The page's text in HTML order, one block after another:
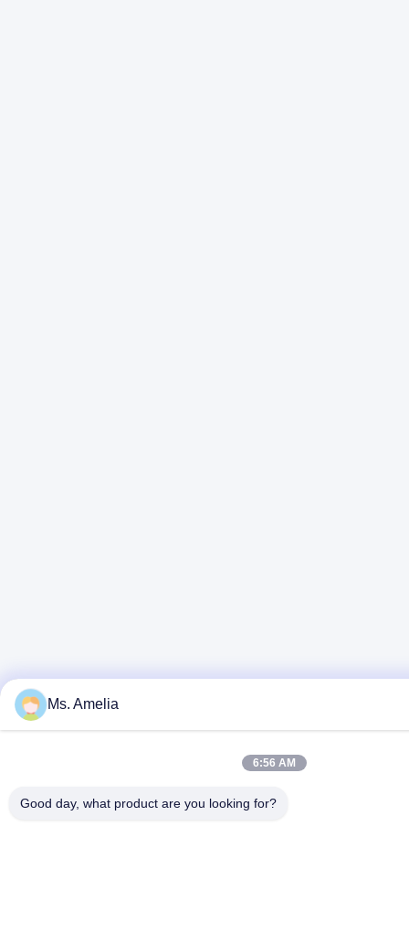
Ms. Amelia
6:56 AM
Good day, what product are you looking for?